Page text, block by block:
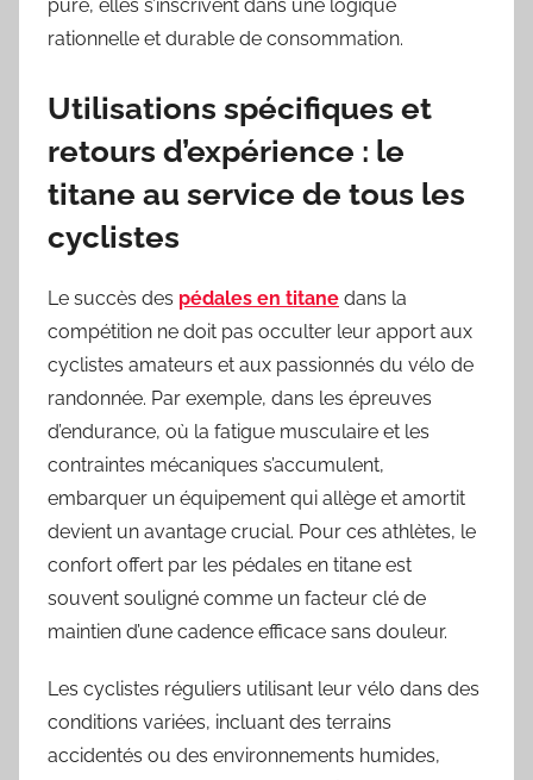
pure, elles s’inscrivent dans une logique
rationnelle et durable de consommation.
Utilisations spécifiques et
retours d’expérience : le
titane au service de tous les
cyclistes
Le succès des pédales en titane dans la
compétition ne doit pas occulter leur apport aux
cyclistes amateurs et aux passionnés du vélo de
randonnée. Par exemple, dans les épreuves
d’endurance, où la fatigue musculaire et les
contraintes mécaniques s’accumulent,
embarquer un équipement qui allège et amortit
devient un avantage crucial. Pour ces athlètes, le
confort offert par les pédales en titane est
souvent souligné comme un facteur clé de
maintien d’une cadence efficace sans douleur.
Les cyclistes réguliers utilisant leur vélo dans des
conditions variées, incluant des terrains
accidentés ou des environnements humides,